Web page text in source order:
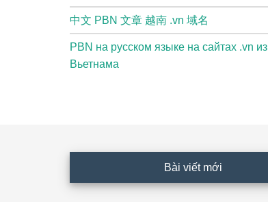
中文 PBN 文章 越南 .vn 域名
PBN на русском языке на сайтах .vn из
Вьетнама
Bài viết mới